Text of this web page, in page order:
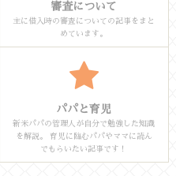
審査について
主に借入時の審査についての記事をまと
めています。
パパと育児
新米パパの管理人が自分で勉強した知識
を解説。 育児に臨むパパやママに読ん
でもらいたい記事です！